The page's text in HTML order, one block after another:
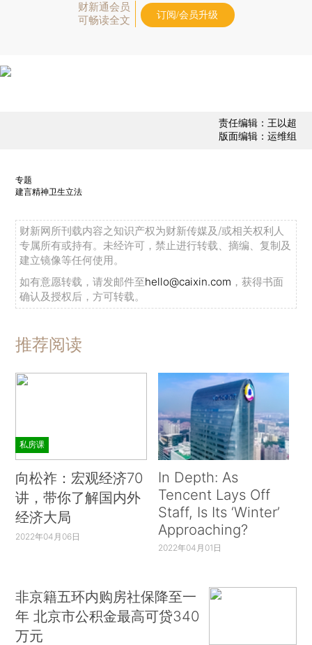
财新通会员
可畅读全文
订阅/会员升级
责任编辑：王以超
版面编辑：运维组
专题
建言精神卫生立法
财新网所刊载内容之知识产权为财新传媒及/或相关权利人
专属所有或持有。未经许可，禁止进行转载、摘编、复制及
建立镜像等任何使用。
如有意愿转载，请发邮件至hello@caixin.com ，获得书面
确认及授权后，方可转载。
推荐阅读
私房课
向松祚：宏观经济70
讲，带你了解国内外
经济大局
2022年04月06日
In Depth: As
Tencent Lays Off
Staff, Is Its ‘Winter’
Approaching?
2022年04月01日
非京籍五环内购房社保降至一
年 北京市公积金最高可贷340
万元